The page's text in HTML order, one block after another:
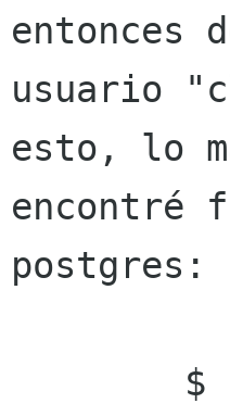
entonces
usuario
esto, lo
encontré
postgres: